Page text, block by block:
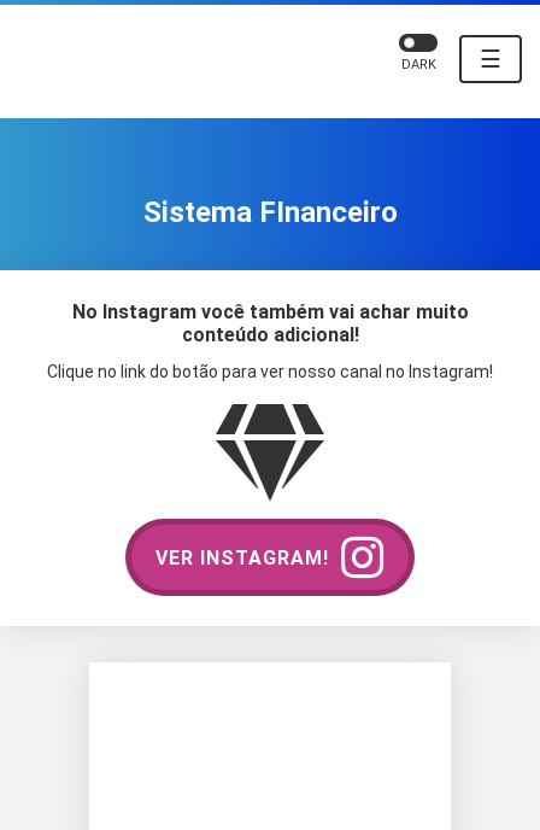
☰
DARK
Sistema FInanceiro
No Instagram você também vai achar muito
conteúdo adicional!
Clique no link do botão para ver nosso canal no Instagram!
VER INSTAGRAM!